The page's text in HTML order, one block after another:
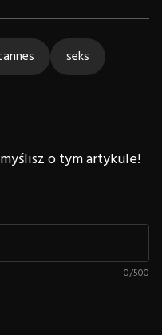
seks
o tym artykule!
0/500